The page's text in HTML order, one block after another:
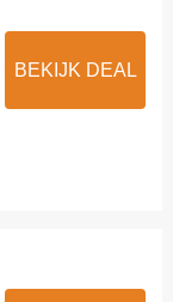
BEKIJK DEAL